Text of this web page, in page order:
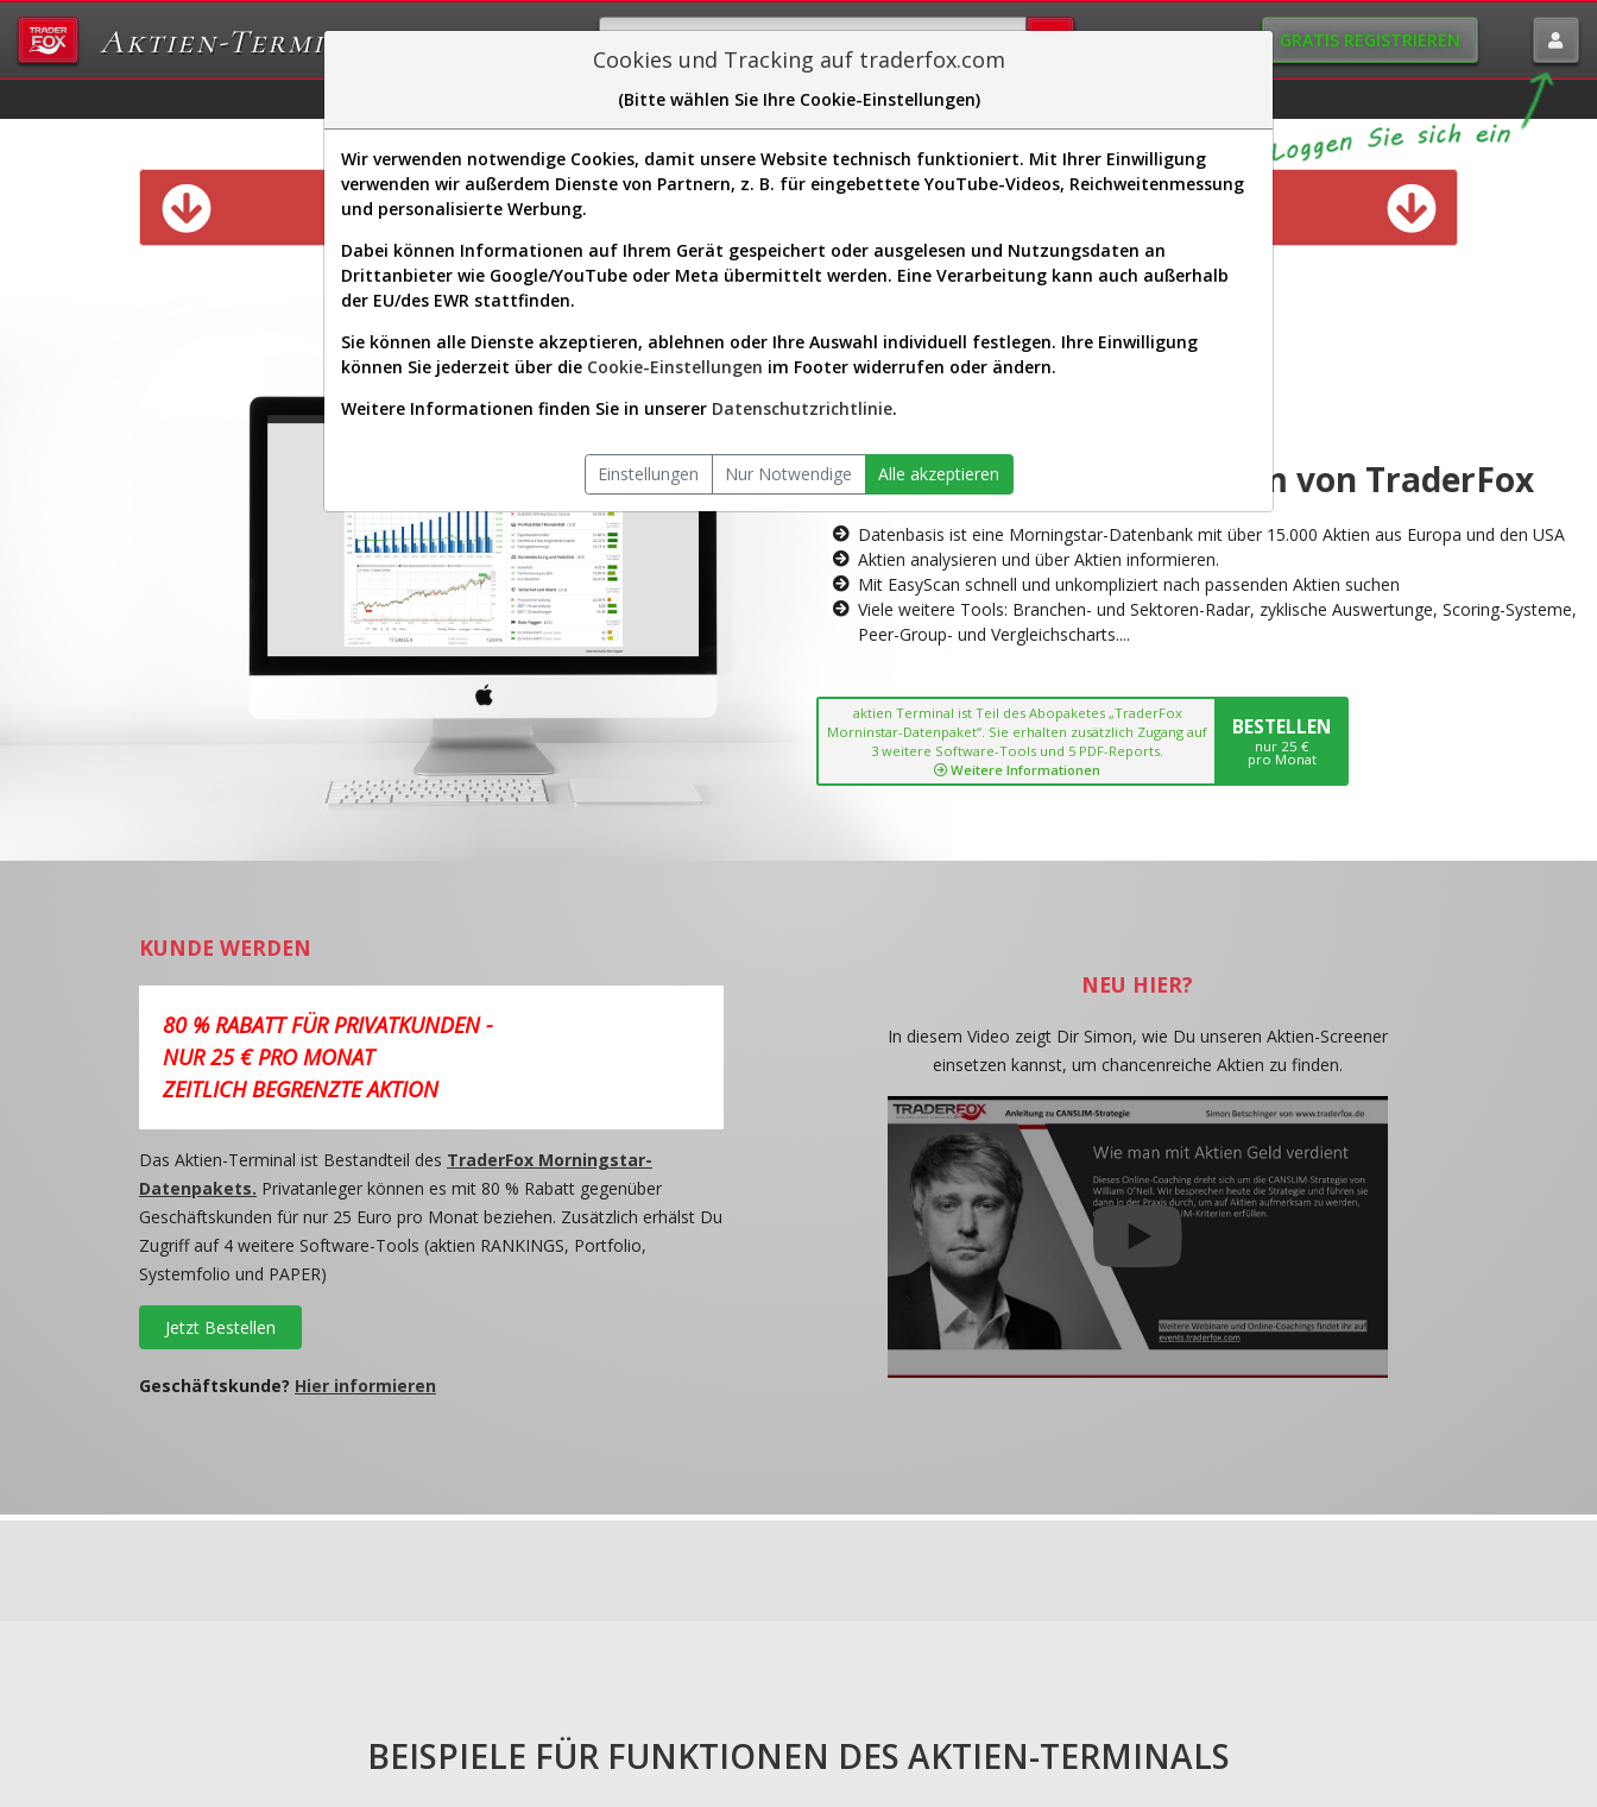
Aktien-Terminal GRATIS REGISTRIEREN
Sector-Spider Easy-Scan Visualizations
Diese Funktion ist nur für Premium-Kunden verfügbar
AKTIEN-TERMINAL
Die Aktienanalyse-Plattform von TraderFox
Datenbasis ist eine Morningstar-Datenbank mit über 15.000 Aktien aus Europa und den USA
Aktien analysieren und über Aktien informieren.
Mit EasyScan schnell und unkompliziert nach passenden Aktien suchen
Viele weitere Tools: Branchen- und Sektoren-Radar, zyklische Auswertunge, Scoring-Systeme,
Peer-Group- und Vergleichscharts....
aktien Terminal ist Teil des Abopaketes „TraderFox
Morninstar-Datenpaket“. Sie erhalten zusätzlich Zugang auf
3 weitere Software-Tools und 5 PDF-Reports.
Weitere Informationen
BESTELLEN
nur 25 €
pro Monat
KUNDE WERDEN
80 % RABATT FÜR PRIVATKUNDEN -
NUR 25 € PRO MONAT
ZEITLICH BEGRENZTE AKTION
Das Aktien-Terminal ist Bestandteil des TraderFox Morningstar-
Datenpakets. Privatanleger können es mit 80 % Rabatt gegenüber
Geschäftskunden für nur 25 Euro pro Monat beziehen. Zusätzlich erhälst Du
Zugriff auf 4 weitere Software-Tools (aktien RANKINGS, Portfolio,
Systemfolio und PAPER)
Jetzt Bestellen
Geschäftskunde? Hier informieren
NEU HIER?
In diesem Video zeigt Dir Simon, wie Du unseren Aktien-Screener
einsetzen kannst, um chancenreiche Aktien zu finden.
BEISPIELE FÜR FUNKTIONEN DES AKTIEN-TERMINALS
Cookies und Tracking auf traderfox.com
(Bitte wählen Sie Ihre Cookie-Einstellungen)
Wir verwenden notwendige Cookies, damit unsere Website technisch funktioniert. Mit Ihrer Einwilligung
verwenden wir außerdem Dienste von Partnern, z. B. für eingebettete YouTube-Videos, Reichweitenmessung
und personalisierte Werbung.
Dabei können Informationen auf Ihrem Gerät gespeichert oder ausgelesen und Nutzungsdaten an
Drittanbieter wie Google/YouTube oder Meta übermittelt werden. Eine Verarbeitung kann auch außerhalb
der EU/des EWR stattfinden.
Sie können alle Dienste akzeptieren, ablehnen oder Ihre Auswahl individuell festlegen. Ihre Einwilligung
können Sie jederzeit über die Cookie-Einstellungen im Footer widerrufen oder ändern.
Weitere Informationen finden Sie in unserer Datenschutzrichtlinie.
Einstellungen Nur Notwendige Alle akzeptieren